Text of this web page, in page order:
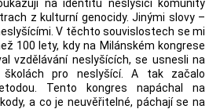
na identitu neslyšící komunity
z kulturní genocidy. Jinými slovy –
V těchto souvislostech se mi
100 lety, kdy na Milánském kongrese
vzdělávání neslyšících, se usnesli na
pro neslyšící. A tak začalo
Tento kongres napáchal na
a co je neuvěřitelné, páchají se na